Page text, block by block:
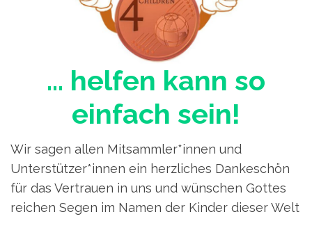
… helfen kann so
einfach sein!
Wir sagen allen Mitsammler*innen und
Unterstützer*innen ein herzliches Dankeschön
für das Vertrauen in uns und wünschen Gottes
reichen Segen im Namen der Kinder dieser Welt